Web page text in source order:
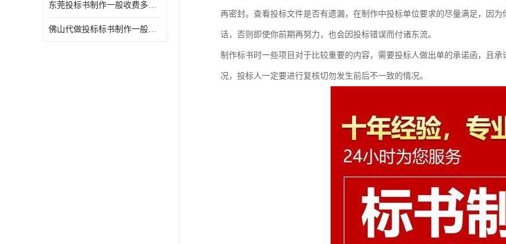
东莞投标书制作一般收费多少钱 服务好
佛山代做投标标书制作一般收费多少钱 经验丰富
再密封。查看投标文件是否有遗漏，在制作中投标单位要求的尽量满足，因
话，否则即使你前期再努力，也会因投标错误而付诸东流。
制作标书时一些项目对于比较重要的内容，需要投标人做出单的承诺函，且
况，投标人一定要进行复核切勿发生前后不一致的情况。